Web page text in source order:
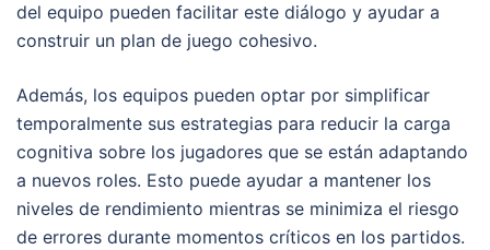
del equipo pueden facilitar este diálogo y ayudar a
construir un plan de juego cohesivo.
Además, los equipos pueden optar por simplificar
temporalmente sus estrategias para reducir la carga
cognitiva sobre los jugadores que se están adaptando
a nuevos roles. Esto puede ayudar a mantener los
niveles de rendimiento mientras se minimiza el riesgo
de errores durante momentos críticos en los partidos.